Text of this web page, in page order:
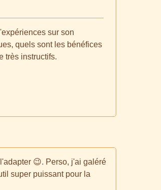
sur son
quels sont les bénéfices
très instructifs.
😉. Perso, j'ai galéré
super puissant pour la